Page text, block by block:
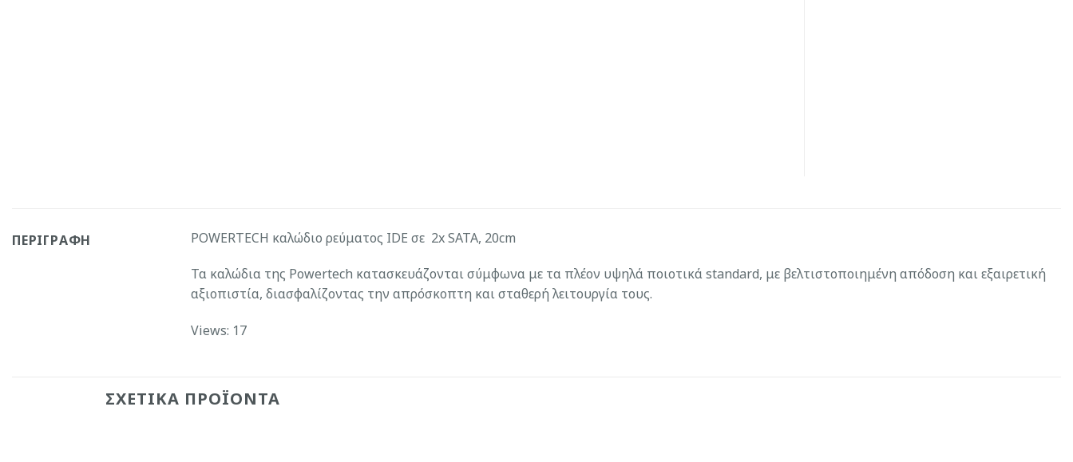
ΠΕΡΙΓΡΑΦΉ POWERTECH καλώδιο ρεύματος IDE σε 2x SATA, 20cm
Τα καλώδια της Powertech κατασκευάζονται σύμφωνα με τα πλέον υψηλά ποιοτικά standard, με βελτιστοποιημένη απόδοση και εξαιρετική
αξιοπιστία, διασφαλίζοντας την απρόσκοπτη και σταθερή λειτουργία τους.
Views: 17
ΣΧΕΤΙΚΆ ΠΡΟΪΌΝΤΑ